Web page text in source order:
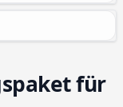
für